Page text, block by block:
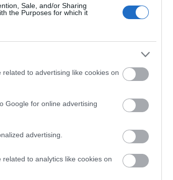
Sale, and/or Sharing
the Purposes for which it
to advertising like cookies on
Google for online advertising
advertising.
to analytics like cookies on